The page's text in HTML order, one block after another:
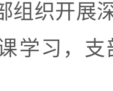
组织开展
学习，